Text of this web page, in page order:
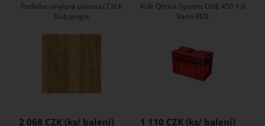
Podlaha vinylová plovoucí Click
Dub Jangle
2 068 CZK
Kufr Qbrick System ONE 450 1.0
Vario RED
1 110 CZK